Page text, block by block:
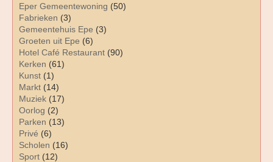
Eper Gemeentewoning (50)
Fabrieken (3)
Gemeentehuis Epe (3)
Groeten uit Epe (6)
Hotel Café Restaurant (90)
Kerken (61)
Kunst (1)
Markt (14)
Muziek (17)
Oorlog (2)
Parken (13)
Privé (6)
Scholen (16)
Sport (12)